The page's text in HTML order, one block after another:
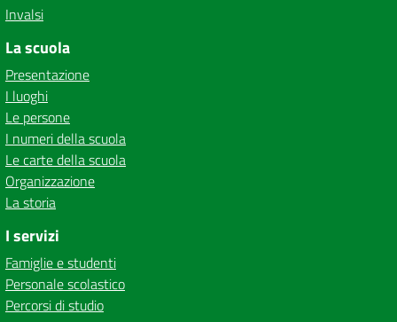
Invalsi
La scuola
Presentazione
I luoghi
Le persone
I numeri della scuola
Le carte della scuola
Organizzazione
La storia
I servizi
Famiglie e studenti
Personale scolastico
Percorsi di studio